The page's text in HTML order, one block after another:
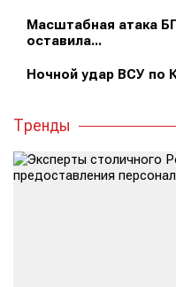
Масштабная атака
оставила...
Ночной удар ВСУ по
Тренды